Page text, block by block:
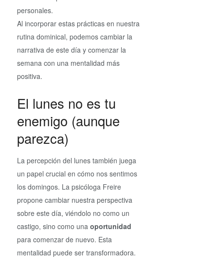
personales.
Al incorporar estas prácticas en nuestra
rutina dominical, podemos cambiar la
narrativa de este día y comenzar la
semana con una mentalidad más
positiva.
El lunes no es tu
enemigo (aunque
parezca)
La percepción del lunes también juega
un papel crucial en cómo nos sentimos
los domingos. La psicóloga Freire
propone cambiar nuestra perspectiva
sobre este día, viéndolo no como un
castigo, sino como una oportunidad
para comenzar de nuevo. Esta
mentalidad puede ser transformadora.